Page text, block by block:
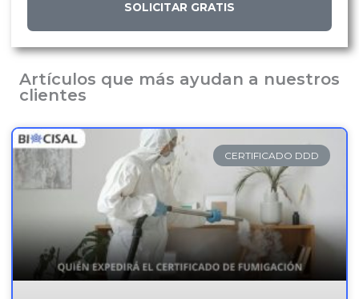
SOLICITAR GRATIS
Artículos que más ayudan a nuestros
clientes
CERTIFICADO DDD